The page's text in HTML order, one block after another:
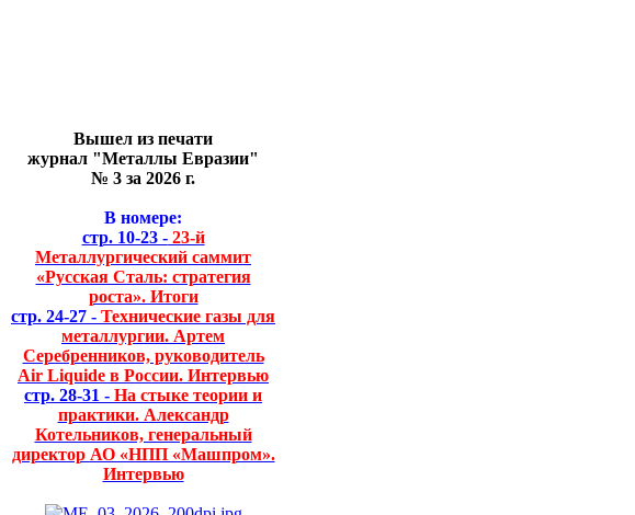
Вышел из печати
журнал "Металлы Евразии"
№ 3 за 2026 г.
В номере:
стр. 10-23 -23-й
Металлургический саммит
«Русская Сталь: стратегия
роста». Итоги
стр. 24-27 - Технические газы для
металлургии. Артем
Серебренников, руководитель
Air Liquide в России. Интервью
стр. 28-31 - На стыке теории и
практики. Александр
Котельников, генеральный
директор АО «НПП «Машпром».
Интервью